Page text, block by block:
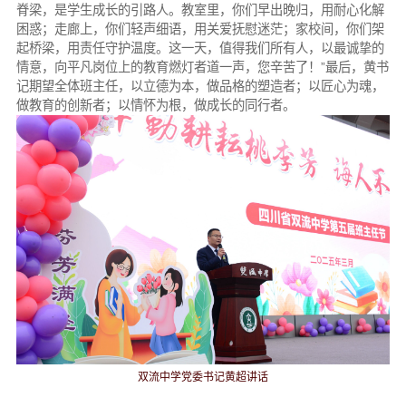
脊梁，是学生成长的引路人。教室里，你们早出晚归，用耐心化解
困惑；走廊上，你们轻声细语，用关爱抚慰迷茫；家校间，你们架
起桥梁，用责任守护温度。这一天，值得我们所有人，以最诚挚的
情意，向平凡岗位上的教育燃灯者道一声，您辛苦了！”最后，黄书
记期望全体班主任，以立德为本，做品格的塑造者；以匠心为魂，
做教育的创新者；以情怀为根，做成长的同行者。
双流中学党委书记黄超讲话